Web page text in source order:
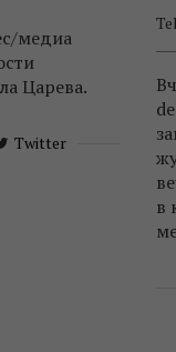
медиа
Царева.
Twitter
в